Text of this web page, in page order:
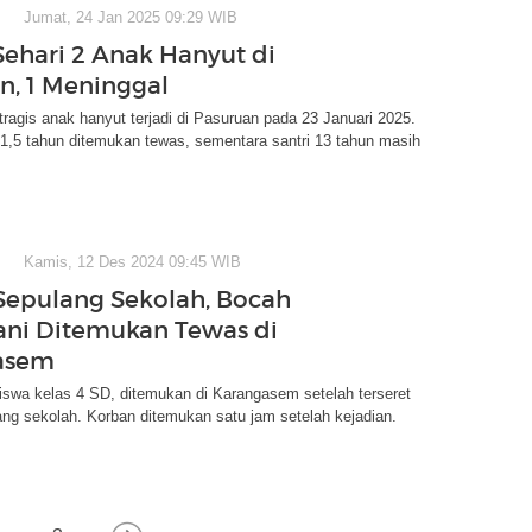
Jumat, 24 Jan 2025 09:29 WIB
2 Anak Hanyut di
1 Meninggal
anak hanyut terjadi di Pasuruan pada 23 Januari 2025.
tahun ditemukan tewas, sementara santri 13 tahun masih
Kamis, 12 Des 2024 09:45 WIB
Sekolah, Bocah
Ditemukan Tewas di
kelas 4 SD, ditemukan di Karangasem setelah terseret
sekolah. Korban ditemukan satu jam setelah kejadian.